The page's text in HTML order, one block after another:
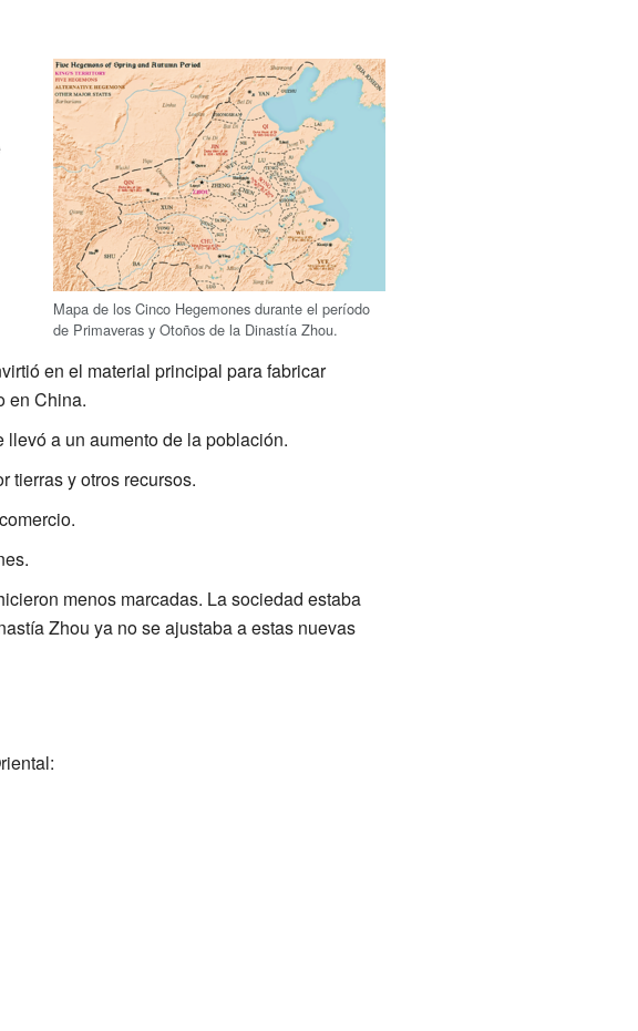
Mapa de los Cinco Hegemones durante el período
de Primaveras y Otoños de la Dinastía Zhou.
en el material principal para fabricar
en China.
a un aumento de la población.
tierras y otros recursos.
menos marcadas. La sociedad estaba
Zhou ya no se ajustaba a estas nuevas